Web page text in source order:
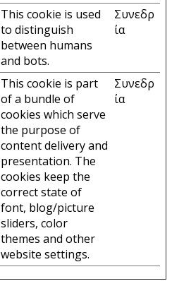
This cookie is used
to distinguish
between humans
and bots.
Συνεδρ
ία
This cookie is part
of a bundle of
cookies which serve
the purpose of
content delivery and
presentation. The
cookies keep the
correct state of
font, blog/picture
sliders, color
themes and other
website settings.
Συνεδρ
ία